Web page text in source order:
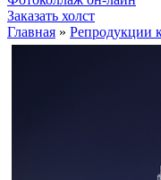
Заказать холст
Главная » Репродукции